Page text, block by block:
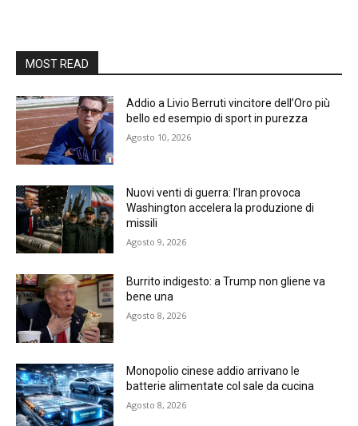
MOST READ
Addio a Livio Berruti vincitore dell’Oro più
bello ed esempio di sport in purezza
Agosto 10, 2026
Nuovi venti di guerra: l’Iran provoca
Washington accelera la produzione di
missili
Agosto 9, 2026
Burrito indigesto: a Trump non gliene va
bene una
Agosto 8, 2026
Monopolio cinese addio arrivano le
batterie alimentate col sale da cucina
Agosto 8, 2026